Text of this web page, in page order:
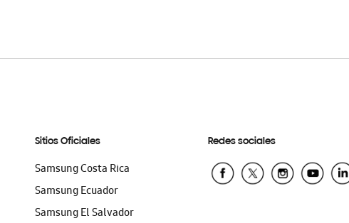
Sitios Oficiales
Samsung Costa Rica
Samsung Ecuador
Samsung El Salvador
Redes sociales